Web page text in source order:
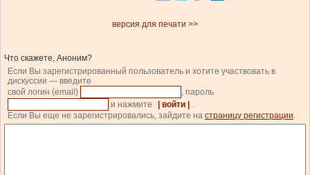
версия для печати >>
Что скажете, Аноним?
Если Вы зарегистрированный пользователь и хотите участвовать в
дискуссии — введите
свой логин (email)
, пароль
и нажмите
| войти |
.
Если Вы еще не зарегистрировались, зайдите на страницу регистрации.